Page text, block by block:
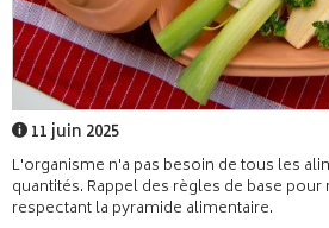
11 juin 2025
L'organisme n'a pas besoin de tous les
quantités. Rappel des règles de base
respectant la pyramide alimentaire.